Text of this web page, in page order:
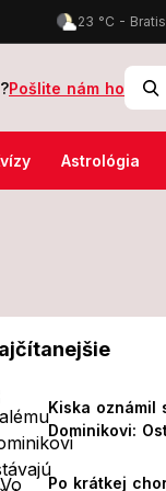
Na strednej
Pošlite nám ho
Astrológia
Kiska oznámil
Dominikovi:
Po krátkej